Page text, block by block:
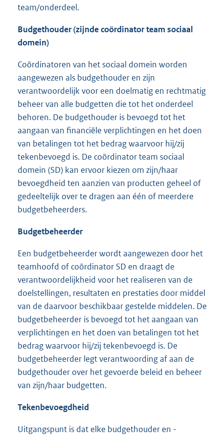
team/onderdeel.
Budgethouder (zijnde coördinator team sociaal
domein)
Coördinatoren van het sociaal domein worden
aangewezen als budgethouder en zijn
verantwoordelijk voor een doelmatig en rechtmatig
beheer van alle budgetten die tot het onderdeel
behoren. De budgethouder is bevoegd tot het
aangaan van financiële verplichtingen en het doen
van betalingen tot het bedrag waarvoor hij/zij
tekenbevoegd is. De coördinator team sociaal
domein (SD) kan ervoor kiezen om zijn/haar
bevoegdheid ten aanzien van producten geheel of
gedeeltelijk over te dragen aan één of meerdere
budgetbeheerders.
Budgetbeheerder
Een budgetbeheerder wordt aangewezen door het
teamhoofd of coördinator SD en draagt de
verantwoordelijkheid voor het realiseren van de
doelstellingen, resultaten en prestaties door middel
van de daarvoor beschikbaar gestelde middelen. De
budgetbeheerder is bevoegd tot het aangaan van
verplichtingen en het doen van betalingen tot het
bedrag waarvoor hij/zij tekenbevoegd is. De
budgetbeheerder legt verantwoording af aan de
budgethouder over het gevoerde beleid en beheer
van zijn/haar budgetten.
Tekenbevoegdheid
Uitgangspunt is dat elke budgethouder en -